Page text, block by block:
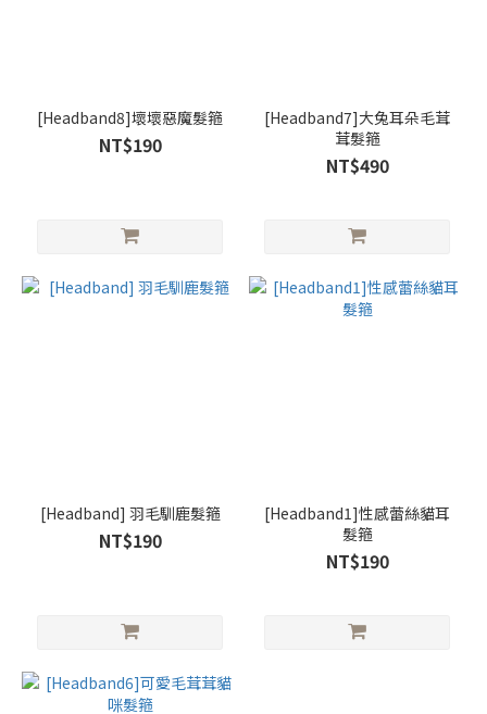
[Headband8]壞壞惡魔髮箍
NT$190
[Headband7]大兔耳朵毛茸
茸髮箍
NT$490
[Headband] 羽毛馴鹿髮箍
NT$190
[Headband1]性感蕾絲貓耳
髮箍
NT$190